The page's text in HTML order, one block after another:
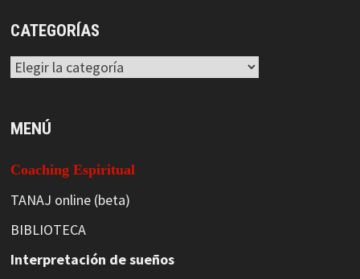
CATEGORÍAS
Categorías
MENÚ
Coaching Espiritual
TANAJ online (beta)
BIBLIOTECA
Interpretación de sueños